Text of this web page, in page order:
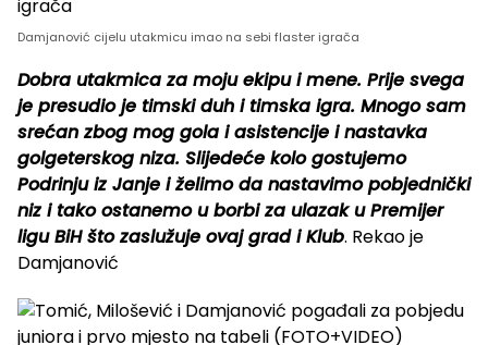
Damjanović cijelu utakmicu imao na sebi flaster igrača
Dobra utakmica za moju ekipu i mene. Prije svega
je presudio je timski duh i timska igra. Mnogo sam
srećan zbog mog gola i asistencije i nastavka
golgeterskog niza. Slijedeće kolo gostujemo
Podrinju iz Janje i želimo da nastavimo pobjednički
niz i tako ostanemo u borbi za ulazak u Premijer
ligu BiH što zaslužuje ovaj grad i Klub. Rekao je
Damjanović